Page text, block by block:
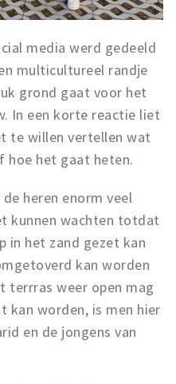
media werd gedeeld
multicultureel randje
grond gaat voor het
In een korte reactie liet
te willen vertellen wat
hoe het gaat heten.
heren enorm veel
kunnen wachten totdat
in het zand gezet kan
kan worden
terrras weer open mag
kan worden, is men hier
en de jongens van